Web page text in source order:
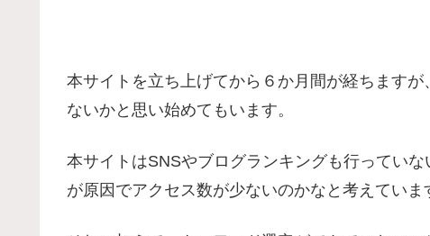
本サイトを立ち上げてから６か月間が経ちます
ないかと思い始めてもいます。
本サイトはSNSやブログランキングも行ってい
が原因でアクセス数が少ないのかなと考えていま